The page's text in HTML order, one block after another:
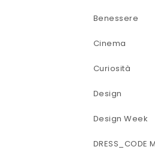
Benessere
Cinema
Curiosità
Design
Design Week
DRESS_CODE